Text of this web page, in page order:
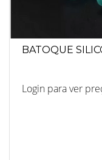
BATOQUE
Login para ver